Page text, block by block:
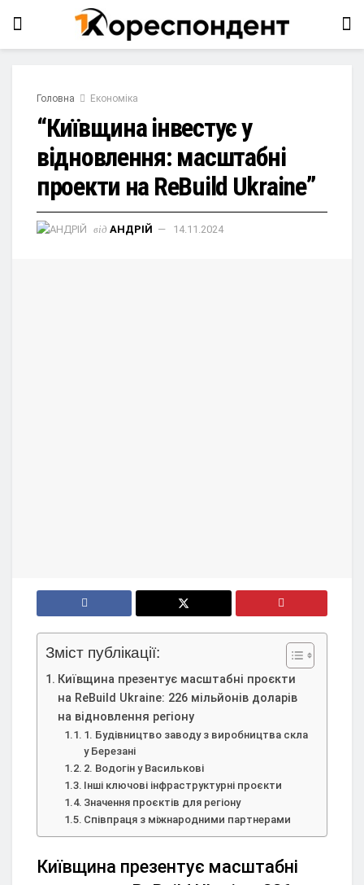
Головна Економіка
“Київщина інвестує у
відновлення: масштабні
проекти на ReBuild Ukraine”
від АНДРІЙ 14.11.2024
Зміст публікації:
Київщина презентує масштабні проєкти
на ReBuild Ukraine: 226 мільйонів доларів
на відновлення регіону
1. Будівництво заводу з виробництва скла
у Березані
2. Водогін у Василькові
Інші ключові інфраструктурні проєкти
Значення проєктів для регіону
Співпраця з міжнародними партнерами
Київщина презентує масштабні